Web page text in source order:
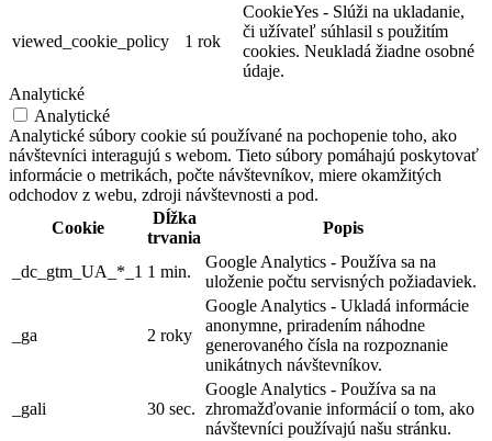
viewed_cookie_policy 1 rok
CookieYes - Slúži na ukladanie,
či užívateľ súhlasil s použitím
cookies. Neukladá žiadne osobné
údaje.
Analytické
Analytické
Analytické súbory cookie sú používané na pochopenie toho, ako
návštevníci interagujú s webom. Tieto súbory pomáhajú poskytovať
informácie o metrikách, počte návštevníkov, miere okamžitých
odchodov z webu, zdroji návštevnosti a pod.
Cookie
Dĺžka
trvania
Popis
_dc_gtm_UA_*_1 1 min.
Google Analytics - Používa sa na
uloženie počtu servisných požiadaviek.
_ga 2 roky
Google Analytics - Ukladá informácie
anonymne, priradením náhodne
generovaného čísla na rozpoznanie
unikátnych návštevníkov.
_gali 30 sec.
Google Analytics - Používa sa na
zhromažďovanie informácií o tom, ako
návštevníci používajú našu stránku.